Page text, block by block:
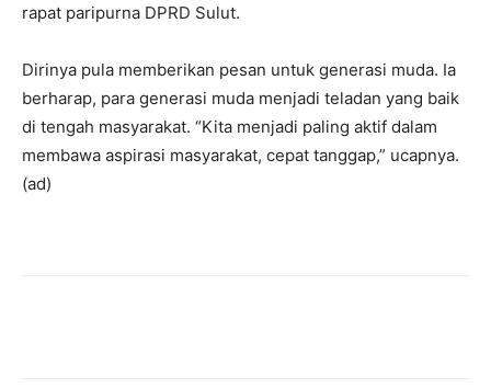
rapat paripurna DPRD Sulut.
Dirinya pula memberikan pesan untuk generasi muda. Ia
berharap, para generasi muda menjadi teladan yang baik
di tengah masyarakat. “Kita menjadi paling aktif dalam
membawa aspirasi masyarakat, cepat tanggap,” ucapnya.
(ad)